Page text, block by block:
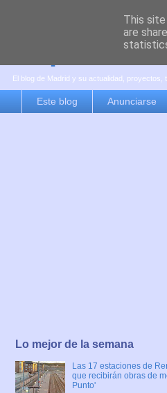
es por
El blog de Madrid y su actualidad, proyectos,
Este blog Anunciarse
Lo mejor de la semana
Las 17 estaciones de
que recibirán obras de
Punto'
This
are